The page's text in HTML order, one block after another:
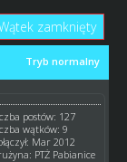
zamknięty
Tryb normalny
postów: 127
wątków: 9
Mar 2012
PTŻ Pabianice